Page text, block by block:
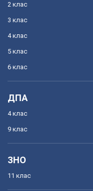
2 клас
3 клас
4 клас
5 клас
6 клас
ДПА
4 клас
9 клас
ЗНО
11 клас